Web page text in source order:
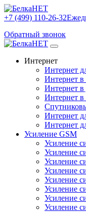
+7 (499) 110-26-32
Обратный звонок
Интернет
Интернет
Интернет в
Интернет в
Интернет
Интернет
Интернет
Усиление GSM
Усиление
Усиление
Усиление
Усиление
Усиление
Усиление
Усиление
Усиление